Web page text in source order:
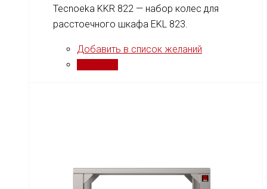
Tecnoeka KKR 822 — набор колес для
расстоечного шкафа EKL 823.
Добавить в список желаний